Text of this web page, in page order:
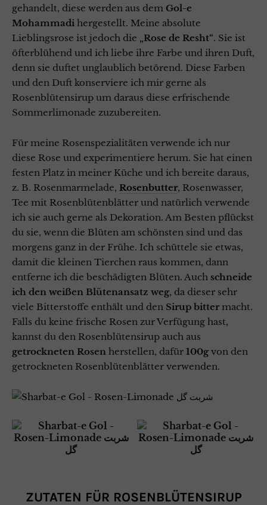
gehandelt, diese werden aus dem Gol-e
Mohammadi hergestellt. Meine absolute
Lieblingsrose ist jedoch die „Rose de Resht“. Sie ist
öfterblühend und ich liebe ihre Farbe und ihren Duft,
denn sie duftet unglaublich betörend. Diese Farben
und den Duft konserviere ich mir gerne als
Rosenblütensirup um daraus diese erfrischende
Sommerlimonade zuzubereiten.
Für meine Rosenspezialitäten verwende ich nur
diese Rose und experimentiere herum. Sie hat einen
festen Platz in meiner Küche und ich bereite daraus,
z. B. Rosenmarmelade, Rosenbutter, Rosenwasser,
Tee mit Rosenblütenblätter und natürlich verwende
ich sie auch gerne als Dekoration. Am Besten pflückst
du sie, wenn die Blüten am schönsten sind und das
morgens ganz in der Frühe. Ich schüttele sie etwas,
damit die kleinen Tierchen raus kommen, dann
entferne ich die beschädigten Blüten. Auch schneide
ich den weißen Blütenansatz weg, da dieser sehr
viele Bitterstoffe enthält und den Sirup bitter macht.
Falls du keine frische Rosen zur Verfügung hast,
kannst du den Rosenblütensirup auch aus
getrockneten Rosen herstellen, dafür 100g von den
getrockneten Rosenblütenblätter verwenden.
ZUTATEN FÜR ROSENBLÜTENSIRUP